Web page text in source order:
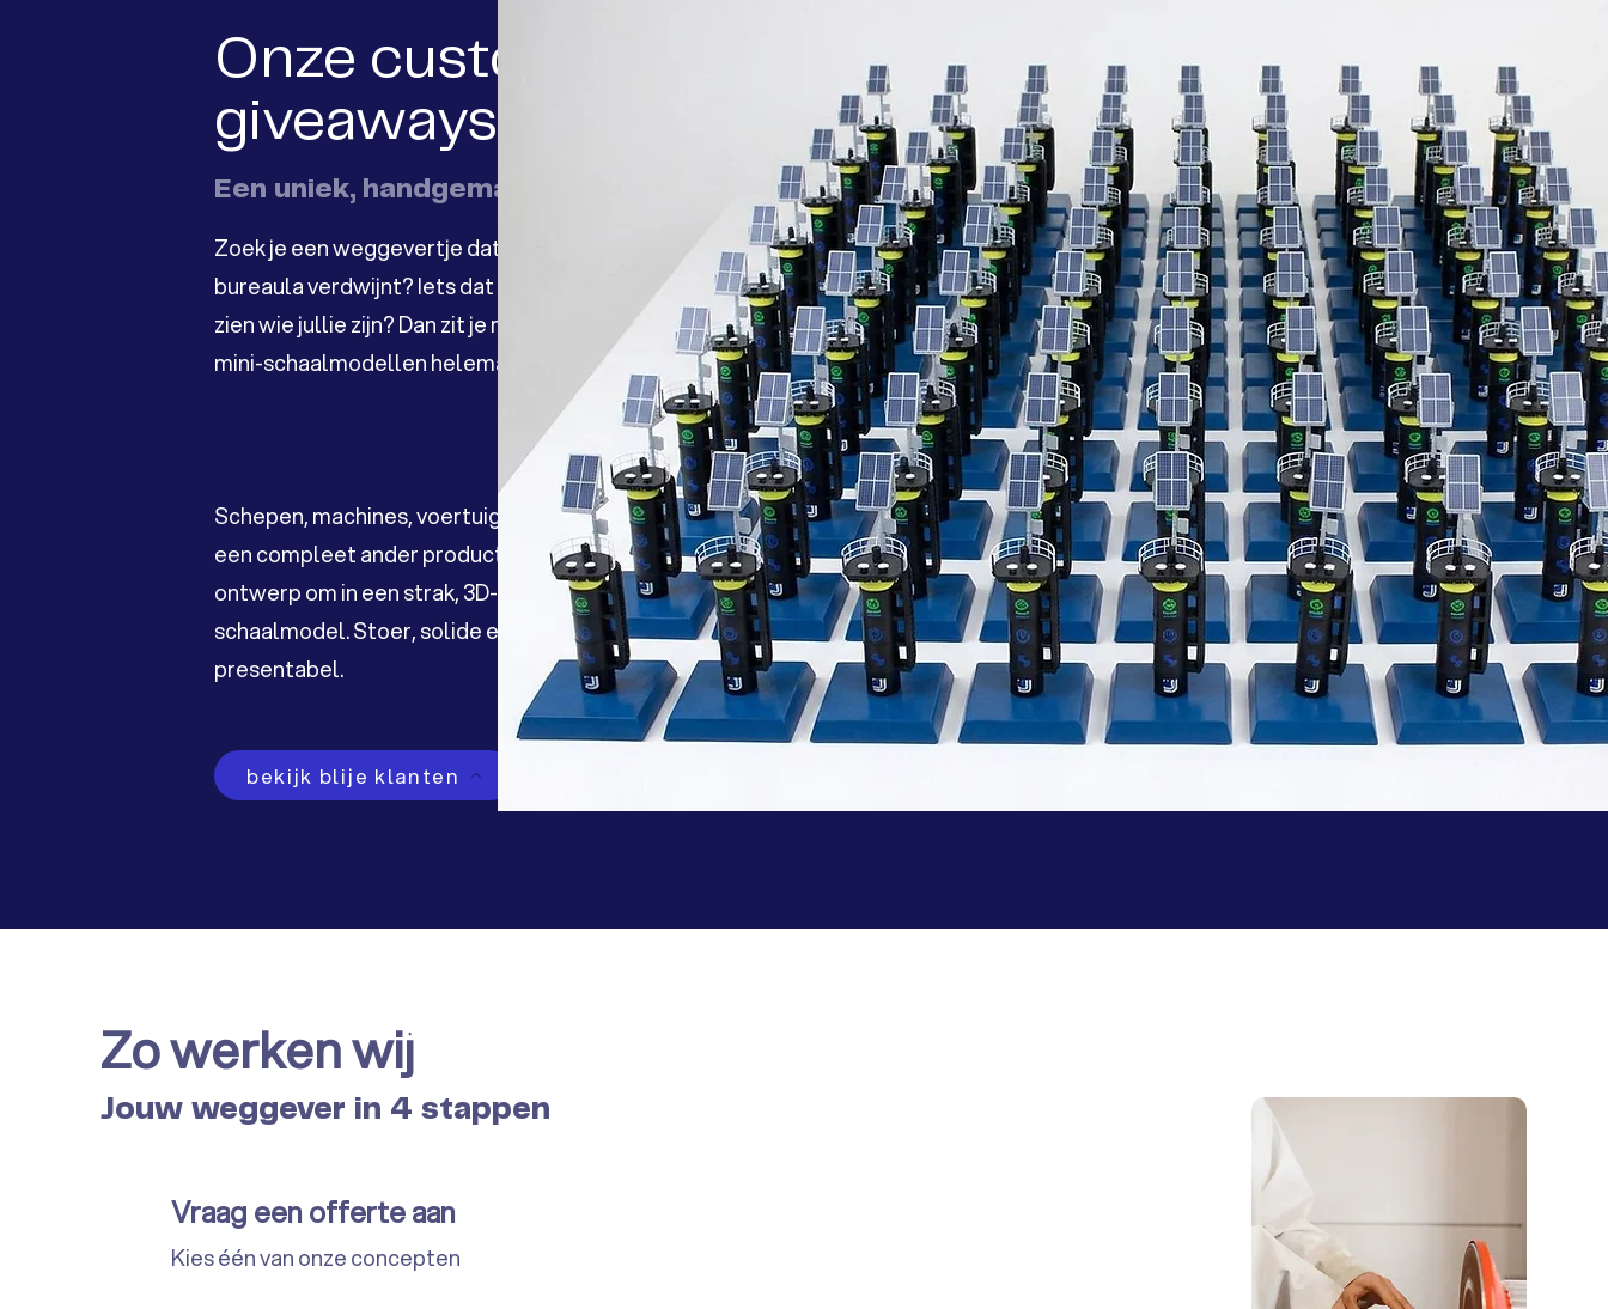
Onze custom
giveaways
Een uniek, handgemaakt geschenk
Zoek je een weggevertje dat niet meteen in een
bureaula verdwijnt? Iets dat blijft, opvalt en laat
zien wie jullie zijn? Dan zit je met onze custom
mini-schaalmodellen helemaal goed.
Schepen, machines, voertuigen, installaties of
een compleet ander product: wij zetten jouw
ontwerp om in een strak, 3D-geprint
schaalmodel. Stoer, solide en mega-
presentabel.
bekijk blije klanten
Zo werken wij
Jouw weggever in 4 stappen
Vraag een offerte aan
Kies één van onze concepten